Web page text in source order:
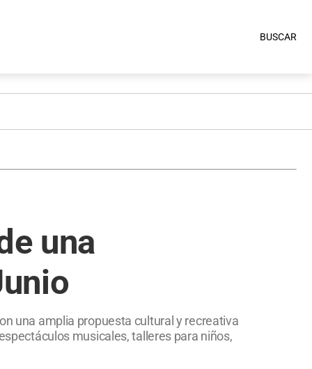
BUSCAR
una
una amplia propuesta cultural y recreativa
musicales, talleres para niños,